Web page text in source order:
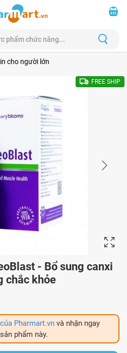
cho người lớn
FREE SHIP
- Bổ sung canxi
chắc khỏe
Pharmart.vn và nhận ngay
phẩm này.